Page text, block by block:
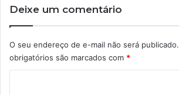
Deixe um comentário
O seu endereço de e-mail não será publicado.
obrigatórios são marcados com *